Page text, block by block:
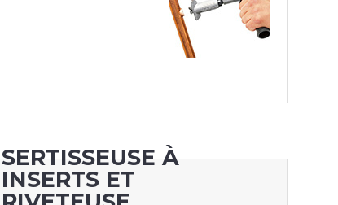
SERTISSEUSE À
INSERTS ET